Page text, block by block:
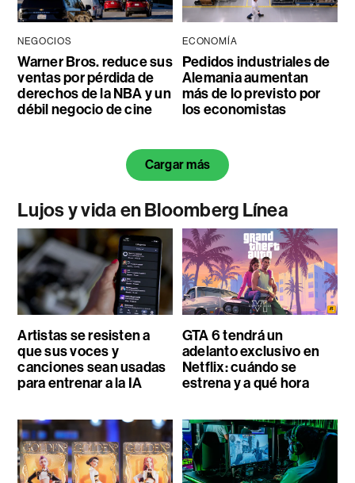
NEGOCIOS
Warner Bros. reduce sus
ventas por pérdida de
derechos de la NBA y un
débil negocio de cine
ECONOMÍA
Pedidos industriales de
Alemania aumentan
más de lo previsto por
los economistas
Cargar más
Lujos y vida en Bloomberg Línea
Artistas se resisten a
que sus voces y
canciones sean usadas
para entrenar a la IA
GTA 6 tendrá un
adelanto exclusivo en
Netflix: cuándo se
estrena y a qué hora